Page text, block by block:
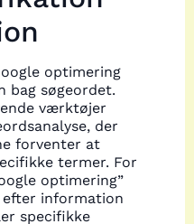
optimering
bag søgeordet.
værktøjer
der
forventer at
termer. For
optimering”
efter information
specifikke